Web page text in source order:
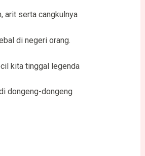
arit serta cangkulnya
di negeri orang.
kita tinggal legenda
dongeng-dongeng